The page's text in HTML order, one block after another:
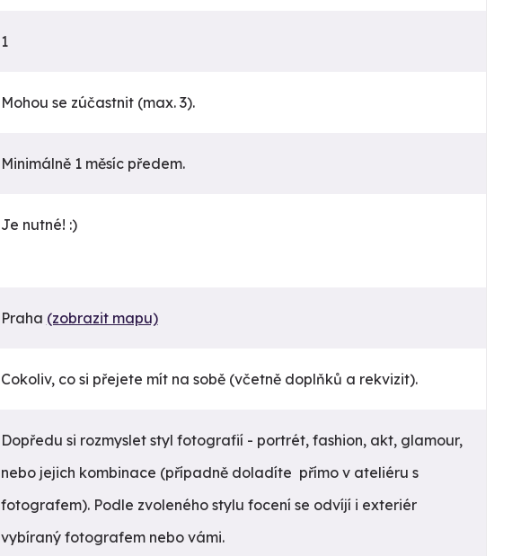
1
Mohou se zúčastnit (max. 3).
Minimálně 1 měsíc předem.
Je nutné! :)
Praha (zobrazit mapu)
Cokoliv, co si přejete mít na sobě (včetně doplňků a rekvizit).
Dopředu si rozmyslet styl fotografií - portrét, fashion, akt, glamour,
nebo jejich kombinace (případně doladíte přímo v ateliéru s
fotografem). Podle zvoleného stylu focení se odvíjí i exteriér
vybíraný fotografem nebo vámi.